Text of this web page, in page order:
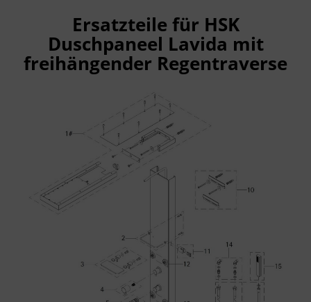
Ersatzteile für HSK
Duschpaneel Lavida mit
freihängender Regentraverse